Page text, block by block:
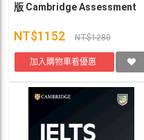
版 Cambridge Assessment
NT$1152 NT$1280
加入購物車看優惠